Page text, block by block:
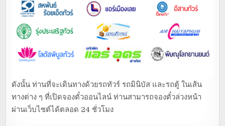
ดังนั้น ท่านที่จะเดินทางด้วยรถทัวร์ รถมินิบัส และรถตู้ ในเส้น
ทางต่าง ๆ ที่เปิดจองตั๋วออนไลน์ ท่านสามารถจองตั๋วล่วงหน้า
ผ่านเว็บไซต์ได้ตลอด 24 ชั่วโมง